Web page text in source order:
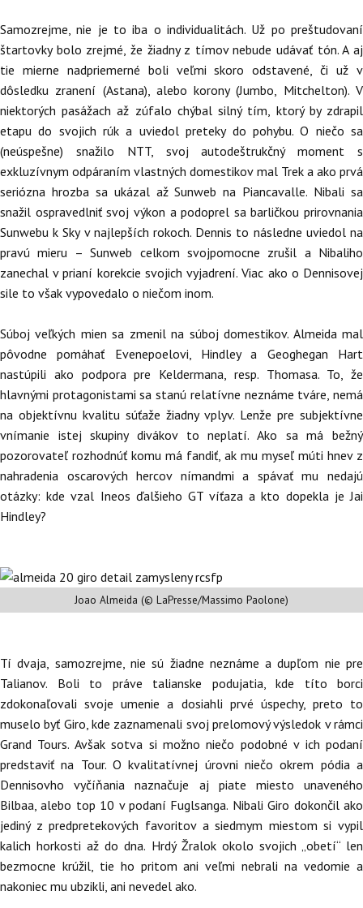
Samozrejme, nie je to iba o individualitách. Už po preštudovaní
štartovky bolo zrejmé, že žiadny z tímov nebude udávať tón. A aj
tie mierne nadpriemerné boli veľmi skoro odstavené, či už v
dôsledku zranení (Astana), alebo korony (Jumbo, Mitchelton). V
niektorých pasážach až zúfalo chýbal silný tím, ktorý by zdrapil
etapu do svojich rúk a uviedol preteky do pohybu. O niečo sa
(neúspešne) snažilo NTT, svoj autodeštrukčný moment s
exkluzívnym odpáraním vlastných domestikov mal Trek a ako prvá
seriózna hrozba sa ukázal až Sunweb na Piancavalle. Nibali sa
snažil ospravedlniť svoj výkon a podoprel sa barličkou prirovnania
Sunwebu k Sky v najlepších rokoch. Dennis to následne uviedol na
pravú mieru – Sunweb celkom svojpomocne zrušil a Nibaliho
zanechal v prianí korekcie svojich vyjadrení. Viac ako o Dennisovej
sile to však vypovedalo o niečom inom.
Súboj veľkých mien sa zmenil na súboj domestikov. Almeida mal
pôvodne pomáhať Evenepoelovi, Hindley a Geoghegan Hart
nastúpili ako podpora pre Keldermana, resp. Thomasa. To, že
hlavnými protagonistami sa stanú relatívne neznáme tváre, nemá
na objektívnu kvalitu súťaže žiadny vplyv. Lenže pre subjektívne
vnímanie istej skupiny divákov to neplatí. Ako sa má bežný
pozorovateľ rozhodnúť komu má fandiť, ak mu myseľ múti hnev z
nahradenia oscarových hercov nímandmi a spávať mu nedajú
otázky: kde vzal Ineos ďalšieho GT víťaza a kto dopekla je Jai
Hindley?
Joao Almeida (© LaPresse/Massimo Paolone)
Tí dvaja, samozrejme, nie sú žiadne neznáme a dupľom nie pre
Talianov. Boli to práve talianske podujatia, kde títo borci
zdokonaľovali svoje umenie a dosiahli prvé úspechy, preto to
muselo byť Giro, kde zaznamenali svoj prelomový výsledok v rámci
Grand Tours. Avšak sotva si možno niečo podobné v ich podaní
predstaviť na Tour. O kvalitatívnej úrovni niečo okrem pódia a
Dennisovho vyčíňania naznačuje aj piate miesto unaveného
Bilbaa, alebo top 10 v podaní Fuglsanga. Nibali Giro dokončil ako
jediný z predpretekových favoritov a siedmym miestom si vypil
kalich horkosti až do dna. Hrdý Žralok okolo svojich „obetí“ len
bezmocne krúžil, tie ho pritom ani veľmi nebrali na vedomie a
nakoniec mu ubzikli, ani nevedel ako.